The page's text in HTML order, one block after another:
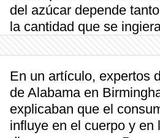
del azúcar depende
la cantidad que se
En un artículo, expertos
de Alabama en
explicaban que el
influye en el cuerpo y en